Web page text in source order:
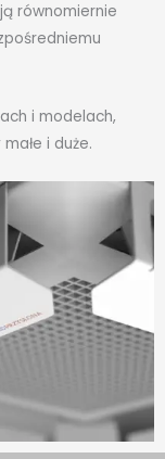
równomiernie
i modelach,
i duże.